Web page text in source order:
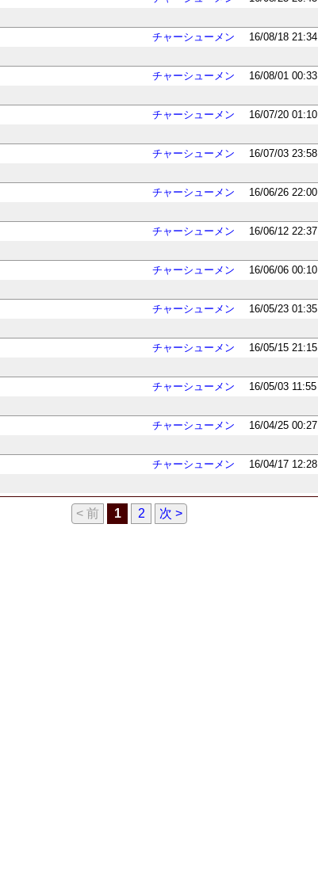
チャーシューメン 16/08/18 21:34
チャーシューメン 16/08/01 00:33
チャーシューメン 16/07/20 01:10
チャーシューメン 16/07/03 23:58
チャーシューメン 16/06/26 22:00
チャーシューメン 16/06/12 22:37
チャーシューメン 16/06/06 00:10
チャーシューメン 16/05/23 01:35
チャーシューメン 16/05/15 21:15
チャーシューメン 16/05/03 11:55
チャーシューメン 16/04/25 00:27
チャーシューメン 16/04/17 12:28
< 前 1 2 次 >